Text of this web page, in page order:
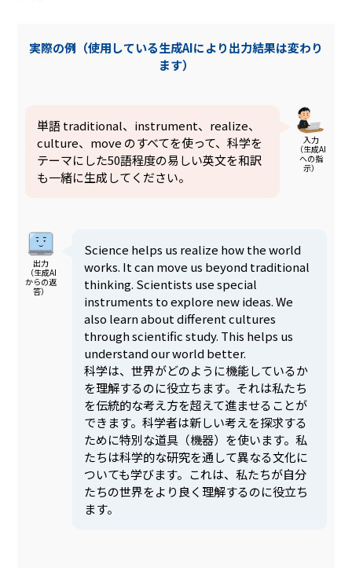
実際の例（使用している生成AIにより出力結果は変わり
ます）
単語 traditional、instrument、realize、
culture、move のすべてを使って、科学を
テーマにした50語程度の易しい英文を和訳
も一緒に生成してください。
入力
（生成AI
への指
示）
出力
（生成AI
からの返
答）
Science helps us realize how the world
works. It can move us beyond traditional
thinking. Scientists use special
instruments to explore new ideas. We
also learn about different cultures
through scientific study. This helps us
understand our world better.
科学は、世界がどのように機能しているか
を理解するのに役立ちます。それは私たち
を伝統的な考え方を超えて進ませることが
できます。科学者は新しい考えを探求する
ために特別な道具（機器）を使います。私
たちは科学的な研究を通して異なる文化に
ついても学びます。これは、私たちが自分
たちの世界をより良く理解するのに役立ち
ます。